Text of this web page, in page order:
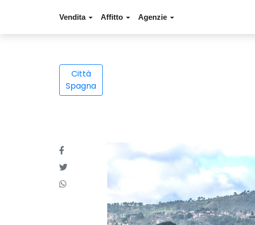
Vendita Affitto Agenzie
Città
Spagna